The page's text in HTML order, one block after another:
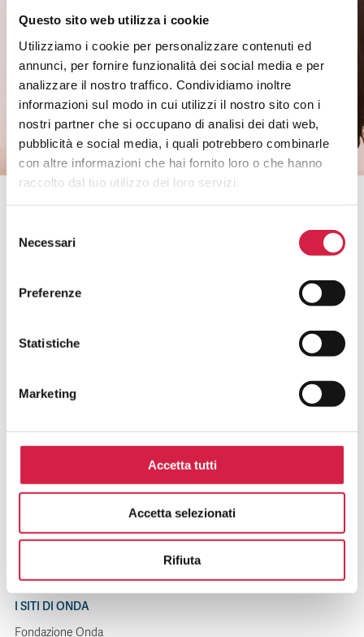
Questo sito web utilizza i cookie
Utilizziamo i cookie per personalizzare contenuti ed
annunci, per fornire funzionalità dei social media e per
analizzare il nostro traffico. Condividiamo inoltre
informazioni sul modo in cui utilizzi il nostro sito con i
nostri partner che si occupano di analisi dei dati web,
pubblicità e social media, i quali potrebbero combinarle
con altre informazioni che hai fornito loro o che hanno
raccolto dal tuo utilizzo dei loro servizi.
delNecessari
Preferenze
Statistiche
Marketing
Accetta tutti
Accetta selezionati
Rifiuta
Non perderti i riconoscimenti agli ospedali e
CLICCA QUI
SUPPORTO PER GLI OSPEDALI
Domande relative all'adesione alle iniziative
Domande relative ai bandi Bollino Rosa
Contattaci
I SITI DI ONDA
Fondazione Onda